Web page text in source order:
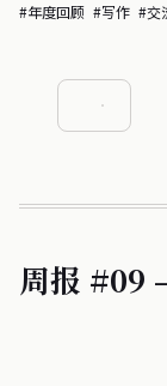
#年度回顾 #写作 #交
周报 #09